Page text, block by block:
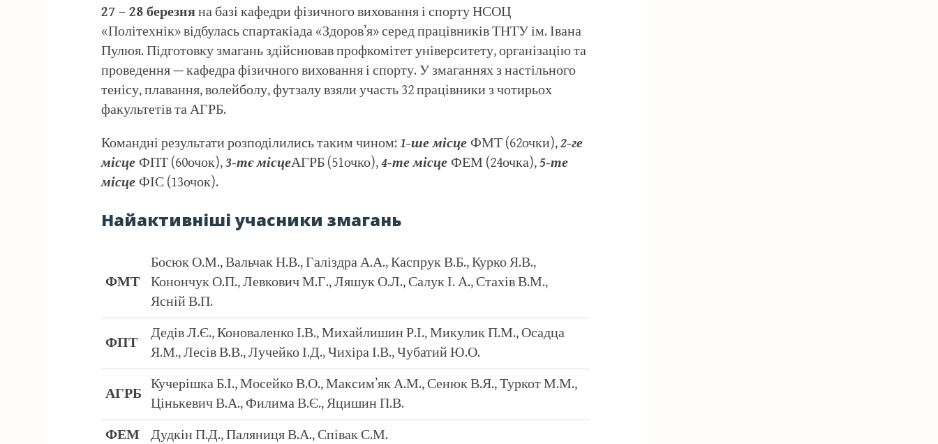
27 – 28 березняна базі кафедри фізичного виховання і спорту НСОЦ
«Політехнік» відбулась спартакіада «Здоров’я» серед працівників ТНТУ ім. Івана
Пулюя. Підготовку змагань здійснював профкомітет університету, організацію та
проведення — кафедра фізичного виховання і спорту. У змаганнях з настільного
тенісу, плавання, волейболу, футзалу взяли участь 32 працівники з чотирьох
факультетів та АГРБ.
Командні результати розподілились таким чином: 1-ше місце ФМТ (62очки),2-ге
місце ФПТ (60очок),3-тє місцеАГРБ (51очко),4-те місце ФЕМ (24очка),5-те
місце ФІС (13очок).
Найактивніші учасники змагань
ФМТ
Босюк О.М., Вальчак Н.В., Галіздра А.А., Каспрук В.Б., Курко Я.В.,
Конончук О.П., Левкович М.Г., Ляшук О.Л., Салук І. А., Стахів В.М.,
Ясній В.П.
ФПТ
Дедів Л.Є., Коноваленко І.В., Михайлишин Р.І., Микулик П.М., Осадца
Я.М., Лесів В.В., Лучейко І.Д., Чихіра І.В., Чубатий Ю.О.
АГРБ
Кучерішка Б.І., Мосейко В.О., Максим’як А.М., Сенюк В.Я., Туркот М.М.,
Цінькевич В.А., Филима В.Є., Яцишин П.В.
ФЕМ
Дудкін П.Д., Паляниця В.А., Співак С.М.